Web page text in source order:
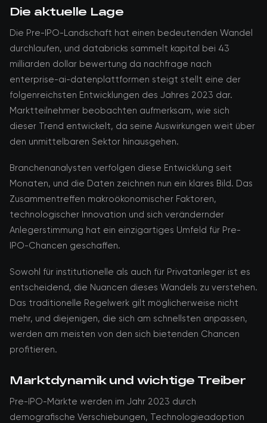
Die aktuelle Lage
Die Pre-IPO-Landschaft hat einen bedeutenden Wandel
durchlaufen, und databricks sammelt kapital bei 43
milliarden dollar bewertung da nachfrage nach
enterprise-ai-datenplattformen steigt stellt eine der
folgenreichsten Entwicklungen des Jahres 2023 dar.
Marktteilnehmer beobachten aufmerksam, wie sich
dieser Trend entwickelt, da seine Auswirkungen weit über
den unmittelbaren Sektor hinausgehen.
Branchenanalysten verfolgen diese Entwicklung seit
Monaten, und die Daten zeichnen nun ein klares Bild. Das
Zusammentreffen makroökonomischer Faktoren,
technologischer Innovation und sich verändernder
Anlegerstimmung hat ein einzigartiges Umfeld für Pre-
IPO-Chancen geschaffen.
Sowohl für institutionelle als auch für Privatanleger ist es
entscheidend, die Nuancen dieses Wandels zu verstehen.
Das traditionelle Regelwerk gilt möglicherweise nicht
mehr, und diejenigen, die sich am schnellsten anpassen,
werden am meisten von den sich bietenden Chancen
profitieren.
Marktdynamik und wichtige Treiber
Pre-IPO-Märkte werden im Jahr 2023 durch
demografische Verschiebungen, Technologieadoption